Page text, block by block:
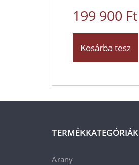
199 900 Ft
Kosárba tesz
TERMÉKKATEGÓRIÁK
Arany